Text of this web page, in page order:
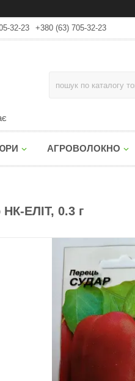
32-23 +380 (63) 705-32-23
АГРОВОЛОКНО
ЕЛІТ, 0.3 г